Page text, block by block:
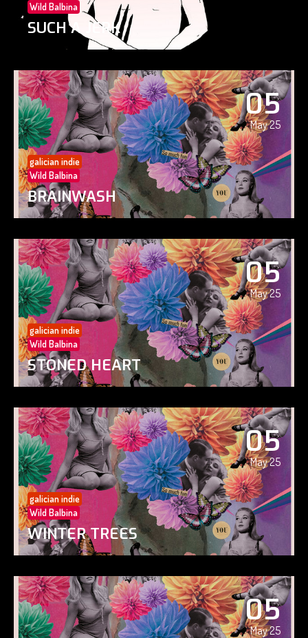
Wild Balbina
SUCH A JERK
05
May 25
galician indie
Wild Balbina
BRAINWASH
05
May 25
galician indie
Wild Balbina
STONED HEART
05
May 25
galician indie
Wild Balbina
WINTER TREES
05
May 25